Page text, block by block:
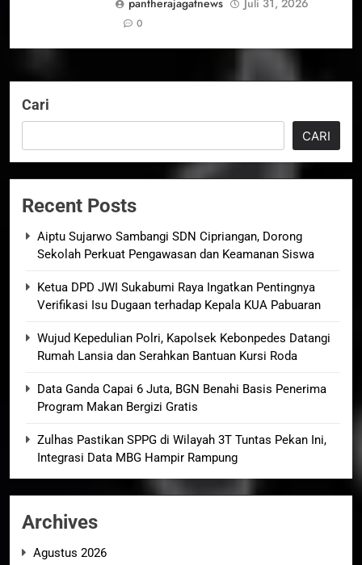
0
Cari
CARI
Recent Posts
Aiptu Sujarwo Sambangi SDN Cipriangan, Dorong
Sekolah Perkuat Pengawasan dan Keamanan Siswa
Ketua DPD JWI Sukabumi Raya Ingatkan Pentingnya
Verifikasi Isu Dugaan terhadap Kepala KUA Pabuaran
Wujud Kepedulian Polri, Kapolsek Kebonpedes Datangi
Rumah Lansia dan Serahkan Bantuan Kursi Roda
Data Ganda Capai 6 Juta, BGN Benahi Basis Penerima
Program Makan Bergizi Gratis
Zulhas Pastikan SPPG di Wilayah 3T Tuntas Pekan Ini,
Integrasi Data MBG Hampir Rampung
Archives
Agustus 2026